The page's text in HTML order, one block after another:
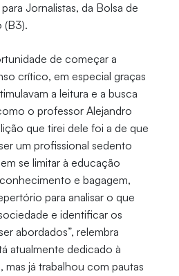
Jornalistas, da Bolsa de
(B3).
de começar a
crítico, em especial graças
a leitura e a busca
o professor Alejandro
que tirei dele foi a de que
um profissional sedento
se limitar à educação
e bagagem,
para analisar o que
e identificar os
abordados”, relembra
atualmente dedicado à
já trabalhou com pautas